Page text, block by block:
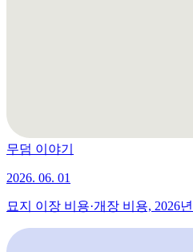
무덤 이야기
2026. 06. 01
묘지 이장 비용·개장 비용, 2026